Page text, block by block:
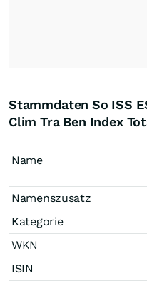
Stammdaten So ISS
Clim Tra Ben Index
Name
Namenszusatz
Kategorie
WKN
ISIN